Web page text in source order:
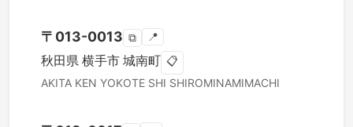
〒 013-0013 ⧉ 📍
秋田県 横手市 城南町 📋
AKITA KEN YOKOTE SHI SHIROMINAMIMACHI